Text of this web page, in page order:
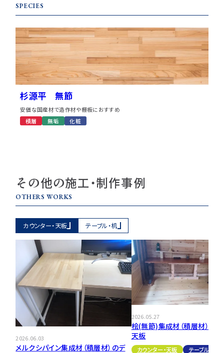
SPECIES
杉源平 無節
安価な国産材で造作材や棚板におすすめ
積層
無垢 化粧
その他の施工・制作事例
OTHERS WORKS
カウンター・天板 テーブル・机
2026.06.03
メルクシパイン集成材（積層材）のデ
2026.05.27
桧(無節)集成材（積層材）の
天板
カウンター・天板 テーブル・机